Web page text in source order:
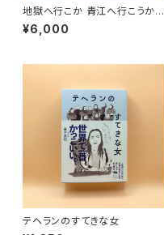
地獄へ行こか 青江へ行こうか
女より女らしく・青江ママのゲイ
道一筋六十年
¥6,000
テヘランのすてきな女